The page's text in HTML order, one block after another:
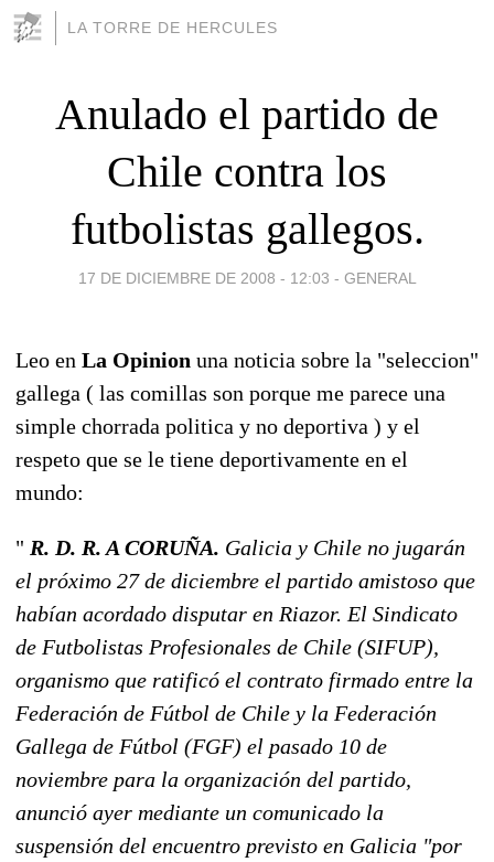
LA TORRE DE HERCULES
Anulado el partido de
Chile contra los
futbolistas gallegos.
17 DE DICIEMBRE DE 2008 - 12:03 - GENERAL
Leo en La Opinion una noticia sobre la "seleccion"
gallega ( las comillas son porque me parece una
simple chorrada politica y no deportiva ) y el
respeto que se le tiene deportivamente en el
mundo:
" R. D. R. A CORUÑA. Galicia y Chile no jugarán
el próximo 27 de diciembre el partido amistoso que
habían acordado disputar en Riazor. El Sindicato
de Futbolistas Profesionales de Chile (SIFUP),
organismo que ratificó el contrato firmado entre la
Federación de Fútbol de Chile y la Federación
Gallega de Fútbol (FGF) el pasado 10 de
noviembre para la organización del partido,
anunció ayer mediante un comunicado la
suspensión del encuentro previsto en Galicia "por